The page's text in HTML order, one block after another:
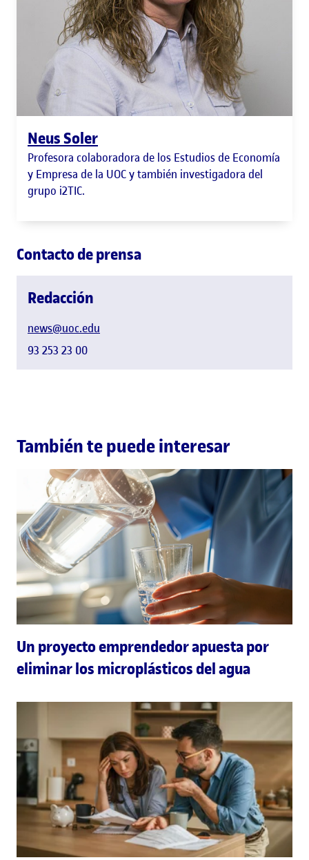
Neus Soler
Profesora colaboradora de los Estudios de Economía
y Empresa de la UOC y también investigadora del
grupo i2TIC.
Contacto de prensa
Redacción
news@uoc.edu
93 253 23 00
También te puede interesar
Un proyecto emprendedor apuesta por
eliminar los microplásticos del agua